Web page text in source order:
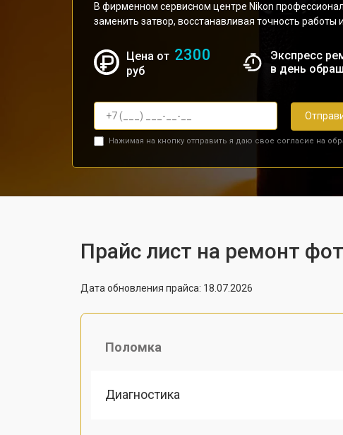
В фирменном сервисном центре Nikon
заменить затвор, восстанавливая точность
Цена от 2300
руб
Экспресс
в день
Нажимая на кнопку отправить я даю свое согласие на
Прайс лист на ремонт
Дата обновления прайса: 18.07.2026
Поломка
Диагностика